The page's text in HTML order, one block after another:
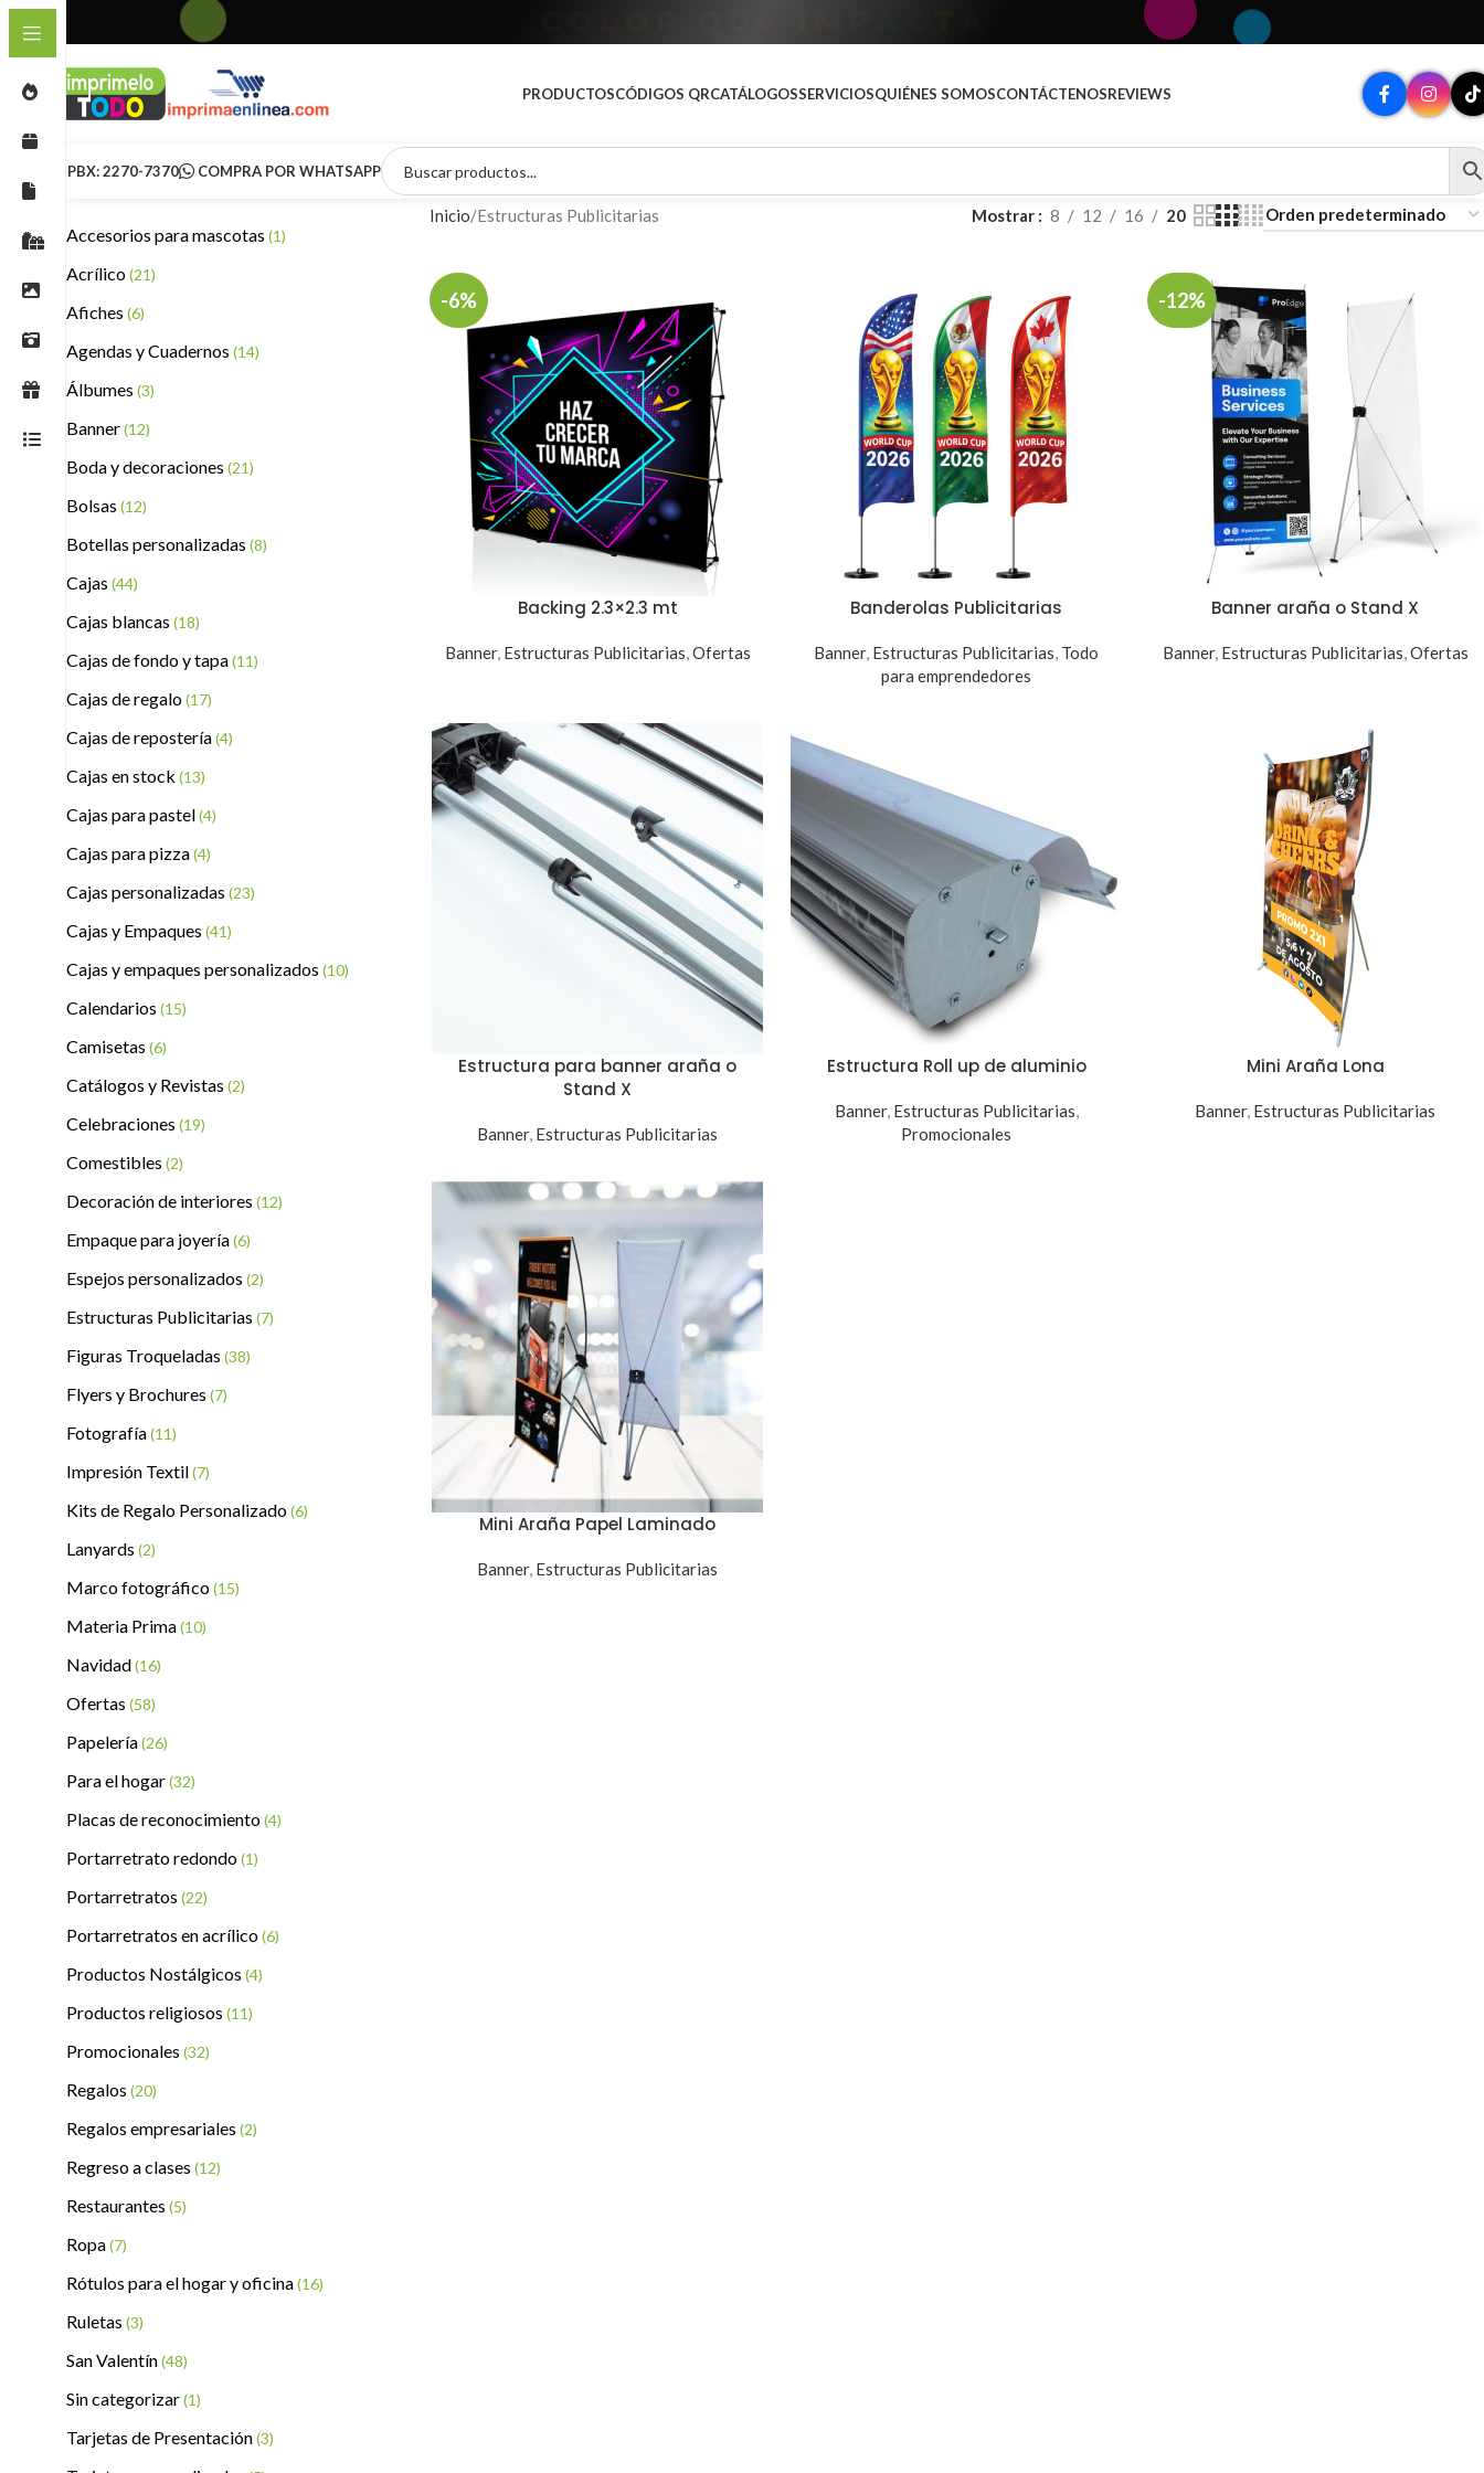
PRODUCTOSCÓDIGOS QRCATÁLOGOSSERVICIOSQUIÉNES SOMOSCONTÁCTENOSREVIEWS
PBX: 2270-7370 COMPRA POR WHATSAPP
Accesorios para mascotas (1)
Acrílico(21)
Afiches (6)
Agendas y Cuadernos (14)
Álbumes (3)
Banner(12)
Boda y decoraciones (21)
Bolsas (12)
Botellas personalizadas (8)
Cajas (44)
Cajas blancas (18)
Cajas de fondo y tapa(11)
Cajas de regalo(17)
Cajas de repostería(4)
Cajas en stock (13)
Cajas para pastel(4)
Cajas para pizza(4)
Cajas personalizadas (23)
Cajas y Empaques (41)
Cajas y empaques personalizados (10)
Calendarios (15)
Camisetas (6)
Catálogos y Revistas (2)
Celebraciones (19)
Comestibles (2)
Decoración de interiores (12)
Empaque para joyería(6)
Espejos personalizados (2)
Estructuras Publicitarias (7)
Figuras Troqueladas (38)
Flyers y Brochures (7)
Fotografía(11)
Impresión Textil(7)
Kits de Regalo Personalizado(6)
Lanyards (2)
Marco fotográfico(15)
Materia Prima(10)
Navidad(16)
Ofertas (58)
Papelería(26)
Para el hogar(32)
Placas de reconocimiento(4)
Portarretrato redondo(1)
Portarretratos (22)
Portarretratos en acrílico(6)
Productos Nostálgicos (4)
Productos religiosos (11)
Promocionales (32)
Regalos (20)
Regalos empresariales (2)
Regreso a clases (12)
Restaurantes (5)
Ropa(7)
Rótulos para el hogar y oficina(16)
Ruletas (3)
San Valentín(48)
Sin categorizar(1)
Tarjetas de Presentación(3)
Inicio Estructuras Publicitarias Mostrar 8 12 16 20
-6%
Backing 2.3×2.3 mt
Banner, Estructuras Publicitarias,Ofertas
Banderolas Publicitarias
Banner, Estructuras Publicitarias, Todo
para emprendedores
-12%
Banner araña o Stand X
Banner, Estructuras Publicitarias,Ofertas
Estructura para banner araña o
Stand X
Banner, Estructuras Publicitarias
Estructura Roll up de aluminio
Banner, Estructuras Publicitarias,
Promocionales
Mini Araña Lona
Banner, Estructuras Publicitarias
Mini Araña Papel Laminado
Banner, Estructuras Publicitarias